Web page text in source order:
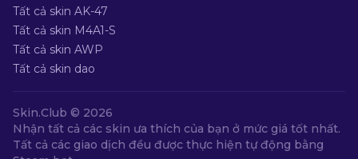
Tất cả skin AK-47
Tất cả skin M4A1-S
Tất cả skin AWP
Tất cả skin dao
Skin.Club © 2026
Nhận tất cả các skin ưa thích của bạn ở mức giá tốt nhất.
Tất cả các giao dịch đều được thực hiện tự động bằng